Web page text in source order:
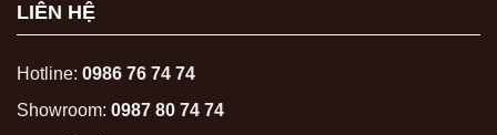
LIÊN HỆ
Hotline: 0986 76 74 74
Showroom: 0987 80 74 74